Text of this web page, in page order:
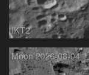
IKT2
Moon 2026-08-04